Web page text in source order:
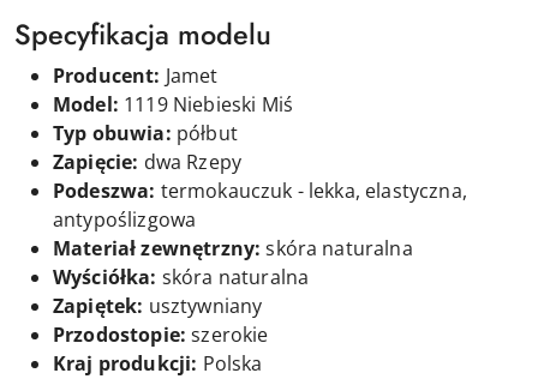
Specyfikacja modelu
Producent: Jamet
Model: 1119 Niebieski Miś
Typ obuwia: półbut
Zapięcie: dwa Rzepy
Podeszwa: termokauczuk - lekka, elastyczna,
antypoślizgowa
Materiał zewnętrzny: skóra naturalna
Wyściółka: skóra naturalna
Zapiętek: usztywniany
Przodostopie: szerokie
Kraj produkcji: Polska